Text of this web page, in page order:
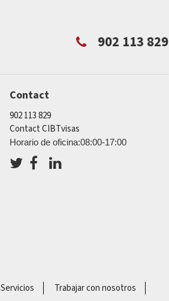
902 113 829
Contact
902 113 829
Contact CIBTvisas
Horario de oficina:08:00-17:00
Servicios
Trabajar con nosotros